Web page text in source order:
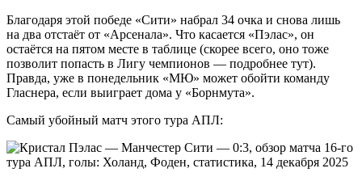
Благодаря этой победе «Сити» набрал 34 очка и снова лишь
на два отстаёт от «Арсенала». Что касается «Пэлас», он
остаётся на пятом месте в таблице (скорее всего, оно тоже
позволит попасть в Лигу чемпионов — подробнее тут).
Правда, уже в понедельник «МЮ» может обойти команду
Гласнера, если выиграет дома у «Борнмута».
Самый убойный матч этого тура АПЛ: